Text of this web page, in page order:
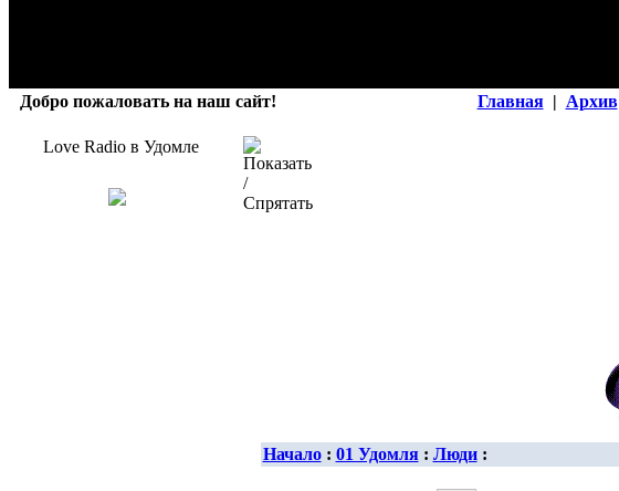
Добро пожаловать на наш сайт! Главная | Архив
Love Radio в Удомле
Начало: 01 Удомля: Люди: